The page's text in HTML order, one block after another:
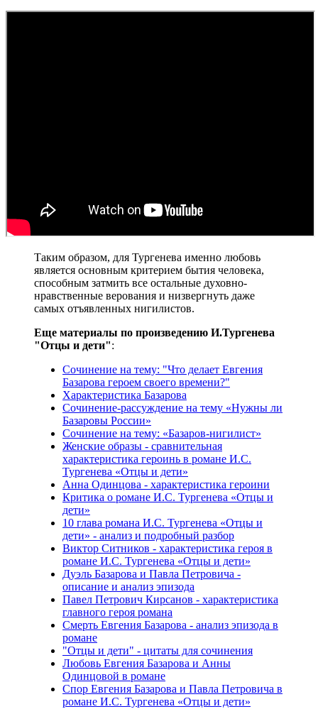
Таким образом, для Тургенева именно любовь
является основным критерием бытия человека,
способным затмить все остальные духовно-
нравственные верования и низвергнуть даже
самых отъявленных нигилистов.
Еще материалы по произведению И.Тургенева
"Отцы и дети":
Сочинение на тему: "Что делает Евгения
Базарова героем своего времени?"
Характеристика Базарова
Сочинение-рассуждение на тему «Нужны ли
Базаровы России»
Сочинение на тему: «Базаров-нигилист»
Женские образы - сравнительная
характеристика героинь в романе И.С.
Тургенева «Отцы и дети»
Анна Одинцова - характеристика героини
Критика о романе И.С. Тургенева «Отцы и
дети»
10 глава романа И.С. Тургенева «Отцы и
дети» - анализ и подробный разбор
Виктор Ситников - характеристика героя в
романе И.С. Тургенева «Отцы и дети»
Дуэль Базарова и Павла Петровича -
описание и анализ эпизода
Павел Петрович Кирсанов - характеристика
главного героя романа
Смерть Евгения Базарова - анализ эпизода в
романе
"Отцы и дети" - цитаты для сочинения
Любовь Евгения Базарова и Анны
Одинцовой в романе
Спор Евгения Базарова и Павла Петровича в
романе И.С. Тургенева «Отцы и дети»